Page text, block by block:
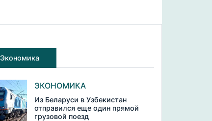
Экономика
ЭКОНОМИКА
Из Беларуси в Узбекистан
отправился еще один прямой
грузовой поезд